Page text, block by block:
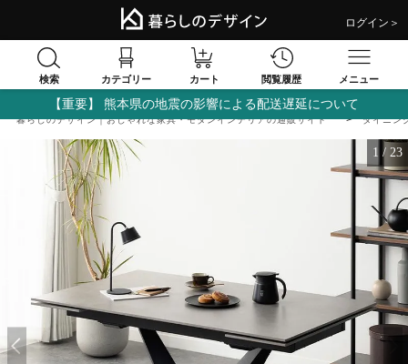
ログイン＞
検索 カテゴリー カート 閲覧履歴 メニュー
【重要】 熊本県の地震の影響による配送遅延について
暮らしのデザイン｜おしゃれな家具・モダンインテリアの通販サイト ダイニン
1 / 23